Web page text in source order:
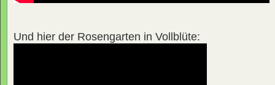
Und hier der Rosengarten in Vollblüte: